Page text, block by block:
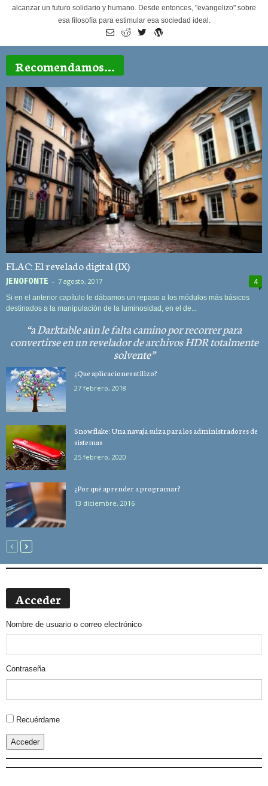
alcanzar un futuro solidario y humano. Desde entonces, "evangelizo" sobre
esa filosofía para estimular esa sociedad ideal.
Recomendamos...
FLAC: El revelado digital (IX)
JEN0F0NTE - 7 agosto, 2017 4
Si en el anterior capítulo le dábamos un repaso a los módulos más básicos
destinados a la manipulación de la luminosidad, en el de...
a Darktable aún le falta camino por recorrer para
convertirse en un revelador de archivos HDR totalmente
solvente
¿Que aplicaciones utilizo?
27 febrero, 2018
Snowflake: Una navaja suiza para los administradores de
sistemas
25 febrero, 2020
¿Por qué aprender a programar?
13 diciembre, 2016
Acceder
Nombre de usuario o correo electrónico
Contraseña
Alternative:
Recuérdame
Acceder